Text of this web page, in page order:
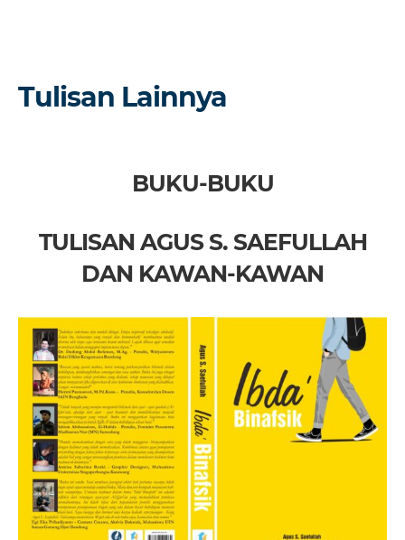
Tulisan Lainnya
BUKU-BUKU
TULISAN AGUS S. SAEFULLAH
DAN KAWAN-KAWAN